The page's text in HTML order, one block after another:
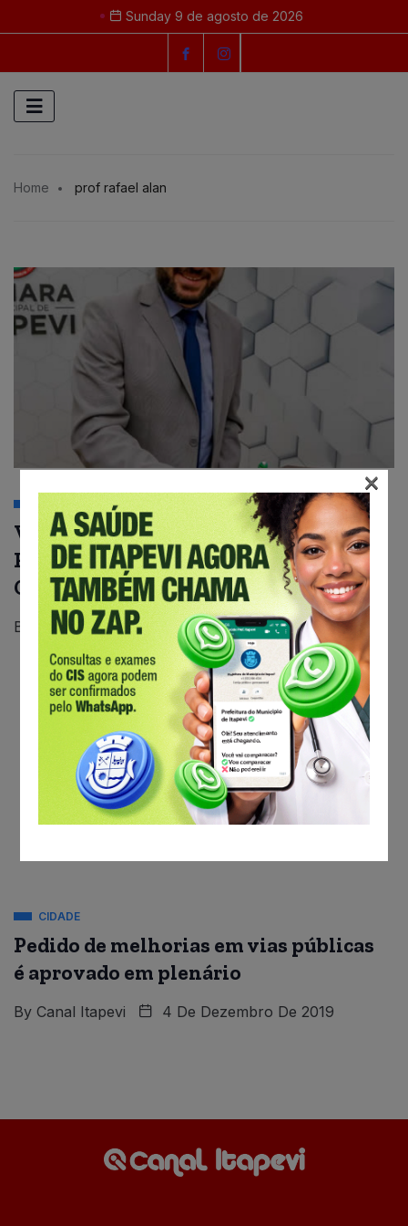
Sunday 9 de agosto de 2026
Home prof rafael alan
POLÍTICA
Vereador mais votado de Itapevi
Rafael Alan é reeleito Presidente da
Câmara
By Canal Itapevi 1 De Janeiro De 2021
CIDADE
Pedido de melhorias em vias públicas
é aprovado em plenário
By Canal Itapevi 4 De Dezembro De 2019
×